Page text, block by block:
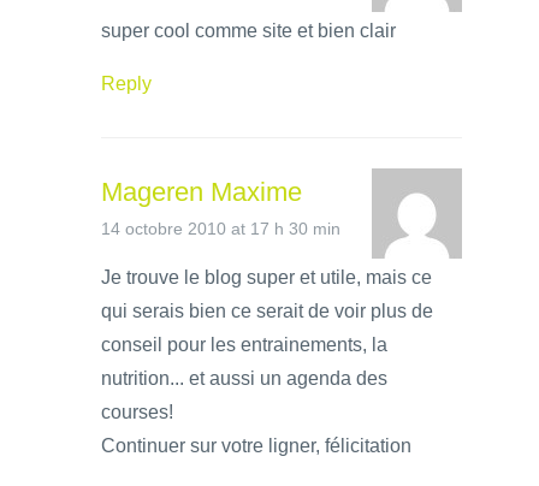
super cool comme site et bien clair
Reply
Mageren Maxime
14 octobre 2010 at 17 h 30 min
Je trouve le blog super et utile, mais ce
qui serais bien ce serait de voir plus de
conseil pour les entrainements, la
nutrition... et aussi un agenda des
courses!
Continuer sur votre ligner, félicitation